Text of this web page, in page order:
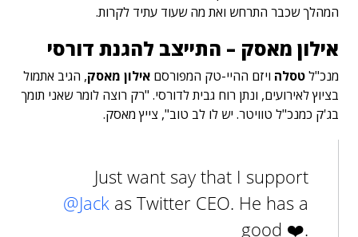
המהלך שכבר התרחש ואת מה שעוד עתיד לקרות.
אילון מאסק – התייצב להגנת דורסי
מנכ"לטסלה ויזם ההיי-טק המפורסם אילון מאסק, הגיב אתמול
בציוץ לאירועים, ונתן רוח גבית לדורסי. "רק רוצה לומר שאני תומך
בג'ק כמנכ"ל טוויטר. יש לו לב טוב", צייץ מאסק.
Just want say that I support
@Jack as Twitter CEO. He has a
good ❤️.